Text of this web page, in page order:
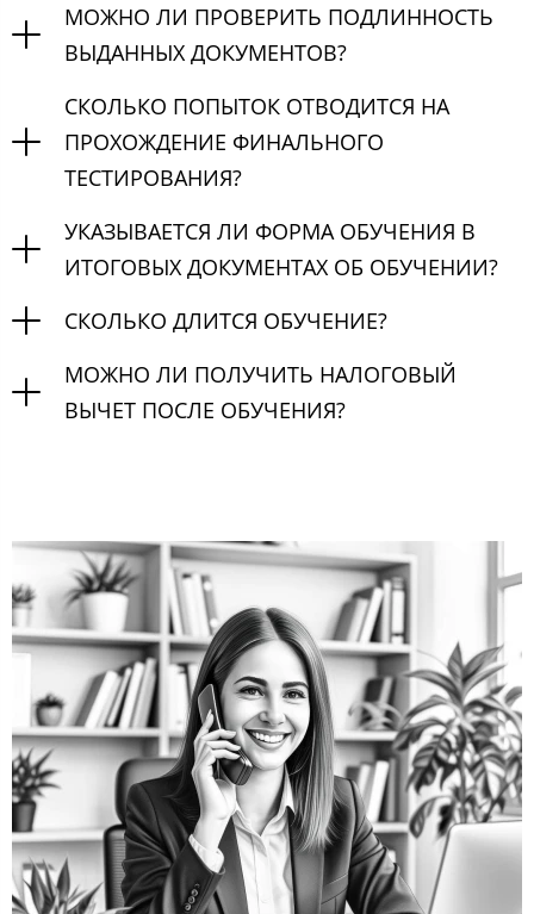
МОЖНО ЛИ ПРОВЕРИТЬ ПОДЛИННОСТЬ
ВЫДАННЫХ ДОКУМЕНТОВ?
СКОЛЬКО ПОПЫТОК ОТВОДИТСЯ НА
ПРОХОЖДЕНИЕ ФИНАЛЬНОГО
ТЕСТИРОВАНИЯ?
УКАЗЫВАЕТСЯ ЛИ ФОРМА ОБУЧЕНИЯ В
ИТОГОВЫХ ДОКУМЕНТАХ ОБ ОБУЧЕНИИ?
СКОЛЬКО ДЛИТСЯ ОБУЧЕНИЕ?
МОЖНО ЛИ ПОЛУЧИТЬ НАЛОГОВЫЙ
ВЫЧЕТ ПОСЛЕ ОБУЧЕНИЯ?